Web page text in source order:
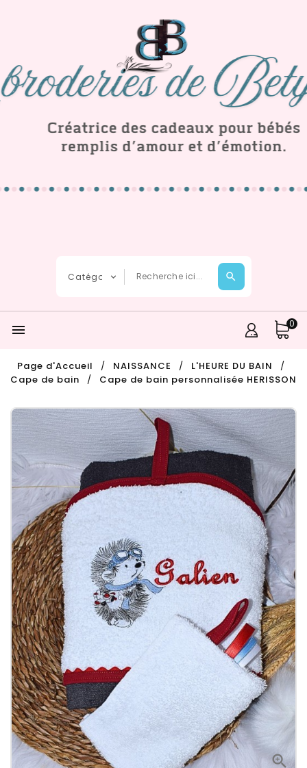
 0
Page d'Accueil NAISSANCE
L'HEURE DU BAIN
Cape de bain
Cape de bain personnalisée HERISSON
